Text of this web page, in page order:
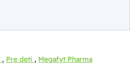
, Pre deti , Megafyt Pharma